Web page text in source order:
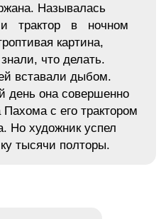
Называлась
трактор в ночном
картина,
что делать.
вставали дыбом.
день она совершенно
с его трактором
Но художник успел
тысячи полторы.